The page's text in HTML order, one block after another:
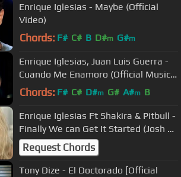
Enrique Iglesias - Maybe (Official
Video)
Chords: F# C# B D#m G#m
Enrique Iglesias, Juan Luis Guerra -
Cuando Me Enamoro (Official Music
Video)
Chords: F# C# D#m G# A#m B
Enrique Iglesias Ft Shakira & Pitbull -
Finally We can Get It Started (Josh R
Mashup Remix)
Request Chords
Tony Dize - El Doctorado [Official